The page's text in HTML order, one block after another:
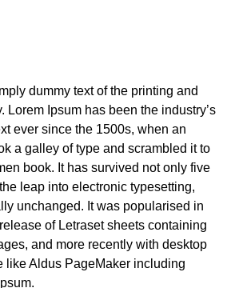
dummy text of the printing and
Lorem Ipsum has been the industry’s
ever since the 1500s, when an
a galley of type and scrambled it to
book. It has survived not only five
leap into electronic typesetting,
unchanged. It was popularised in
of Letraset sheets containing
and more recently with desktop
like Aldus PageMaker including